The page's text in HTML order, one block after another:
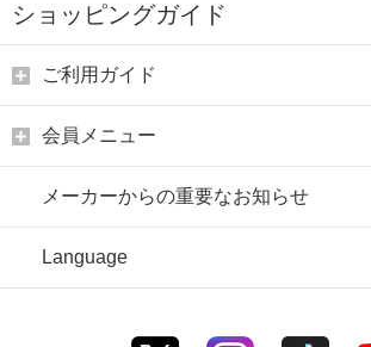
ショッピングガイド
ご利用ガイド
会員メニュー
メーカーからの重要なお知らせ
Language